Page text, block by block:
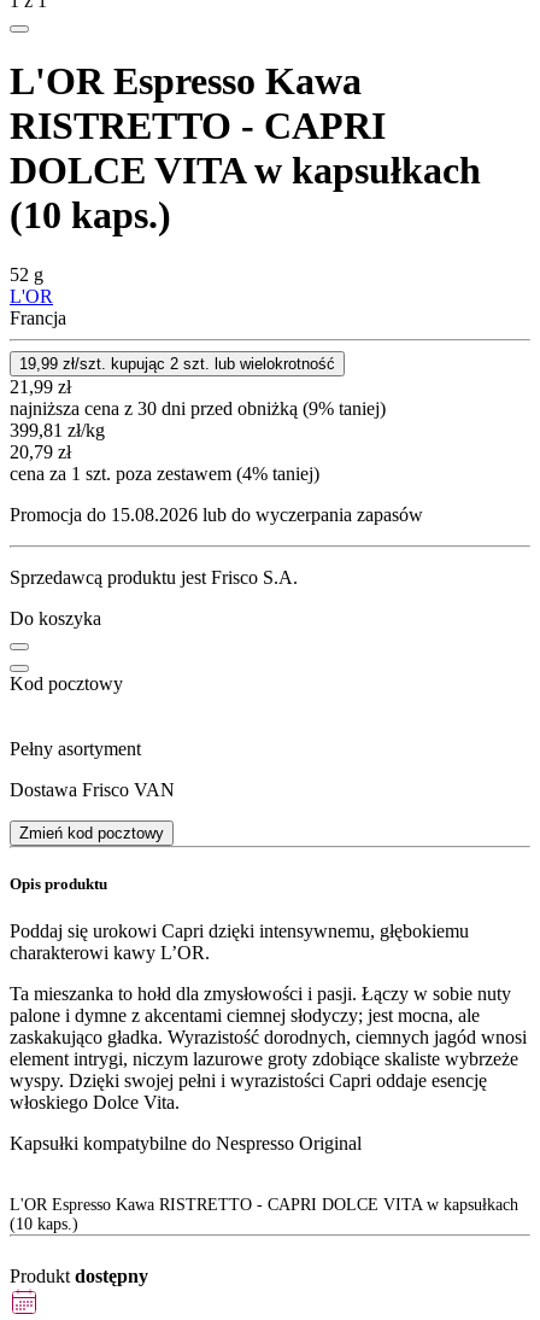
L'OR Espresso Kawa
RISTRETTO - CAPRI
DOLCE VITA w kapsułkach
(10 kaps.)
52 g
L'OR
Francja
19,99 zł/szt. kupując 2 szt. lub wielokrotność
21,99 zł
najniższa cena z 30 dni przed obniżką (9% taniej)
399,81 zł/kg
20,79 zł
cena za 1 szt. poza zestawem (4% taniej)
Promocja do 15.08.2026 lub do wyczerpania zapasów
Sprzedawcą produktu jest Frisco S.A.
Do koszyka
Kod pocztowy
Pełny asortyment
Dostawa Frisco VAN
Zmień kod pocztowy
Opis produktu
Poddaj się urokowi Capri dzięki intensywnemu, głębokiemu
charakterowi kawy L’OR.
Ta mieszanka to hołd dla zmysłowości i pasji. Łączy w sobie nuty
palone i dymne z akcentami ciemnej słodyczy; jest mocna, ale
zaskakująco gładka. Wyrazistość dorodnych, ciemnych jagód wnosi
element intrygi, niczym lazurowe groty zdobiące skaliste wybrzeże
wyspy. Dzięki swojej pełni i wyrazistości Capri oddaje esencję
włoskiego Dolce Vita.
Kapsułki kompatybilne do Nespresso Original
L'OR Espresso Kawa RISTRETTO - CAPRI DOLCE VITA w kapsułkach
(10 kaps.)
Produkt dostępny